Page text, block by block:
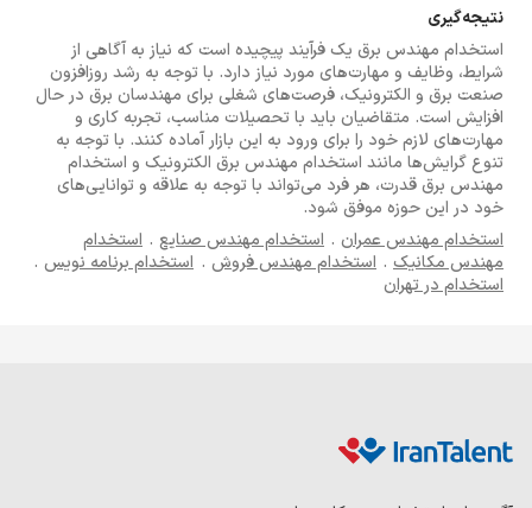
نتیجه‌گیری
استخدام مهندس برق یک فرآیند پیچیده است که نیاز به آگاهی از
شرایط، وظایف و مهارت‌های مورد نیاز دارد. با توجه به رشد روزافزون
صنعت برق و الکترونیک، فرصت‌های شغلی برای مهندسان برق در حال
افزایش است. متقاضیان باید با تحصیلات مناسب، تجربه کاری و
مهارت‌های لازم خود را برای ورود به این بازار آماده کنند. با توجه به
تنوع گرایش‌ها مانند استخدام مهندس برق الکترونیک و استخدام
مهندس برق قدرت، هر فرد می‌تواند با توجه به علاقه و توانایی‌های
خود در این حوزه موفق شود.
استخدام مهندس عمران . استخدام مهندس صنایع . استخدام
مهندس مکانیک . استخدام مهندس فروش . استخدام برنامه نویس .
استخدام در تهران